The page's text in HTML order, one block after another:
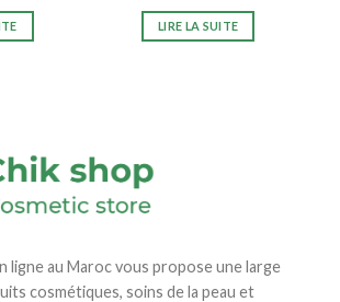
LIRE LA SUITE
ligne au Maroc vous propose une large
cosmétiques, soins de la peau et